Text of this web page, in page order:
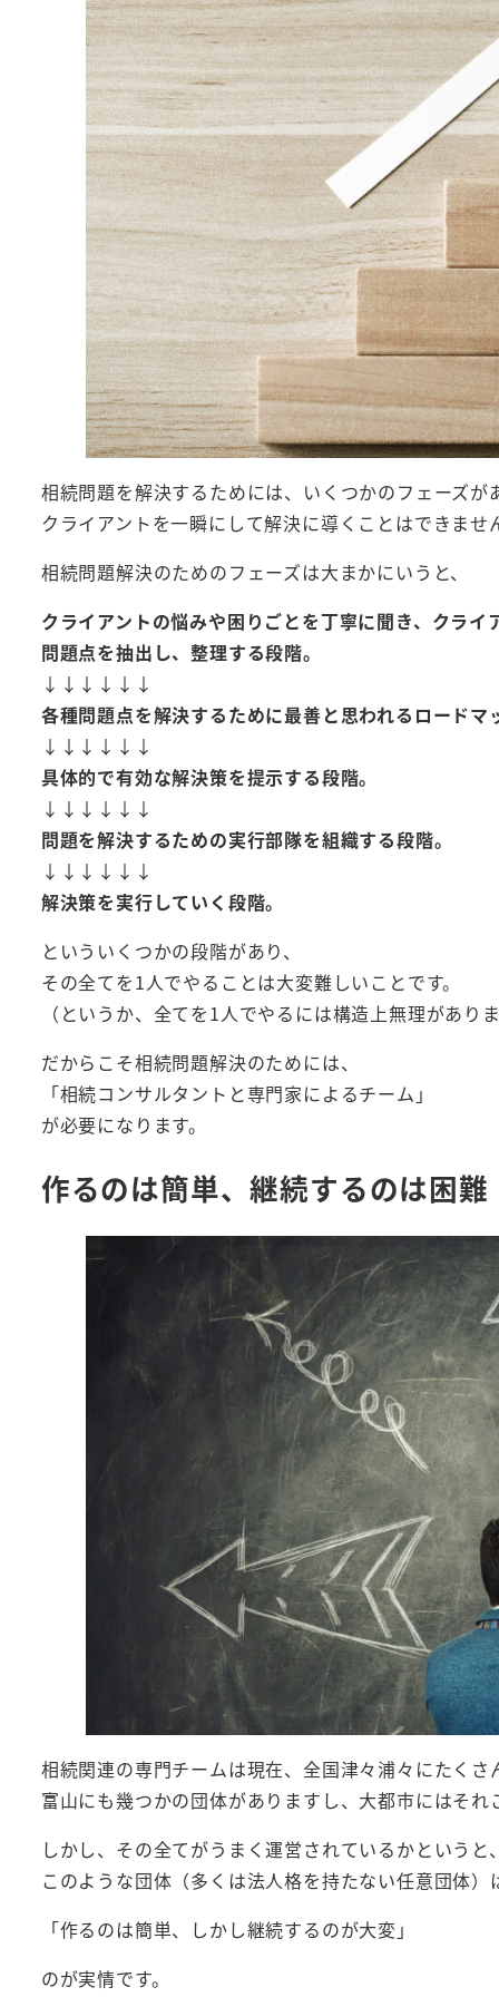
相続問題を解決するためには、いくつかのフェーズが
クライアントを一瞬にして解決に導くことはできませ
相続問題解決のためのフェーズは大まかにいうと、
クライアントの悩みや困りごとを丁寧に聞き、クライ
問題点を抽出し、整理する段階。
↓↓↓↓↓↓
各種問題点を解決するために最善と思われるロードマ
↓↓↓↓↓↓
具体的で有効な解決策を提示する段階。
↓↓↓↓↓↓
問題を解決するための実行部隊を組織する段階。
↓↓↓↓↓↓
解決策を実行していく段階。
といういくつかの段階があり、
その全てを1人でやることは大変難しいことです。
（というか、全てを1人でやるには構造上無理があり
だからこそ相続問題解決のためには、
「相続コンサルタントと専門家によるチーム」
が必要になります。
作るのは簡単、継続するのは困難
相続関連の専門チームは現在、全国津々浦々にたくさ
富山にも幾つかの団体がありますし、大都市にはそ
しかし、その全てがうまく運営されているかという
このような団体（多くは法人格を持たない任意団体）
「作るのは簡単、しかし継続するのが大変」
のが実情です。